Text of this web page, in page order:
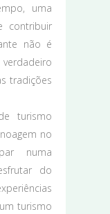
uma
contribuir
não é
tradições
turismo
no
numa
do
turismo